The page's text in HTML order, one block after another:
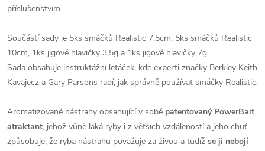
příslušenstvím.
Součástí sady je 5ks smáčků Realistic 7,5cm, 5ks smáčků Realistic
10cm, 1ks jigové hlavičky 3,5g a 1ks jigové hlavičky 7g.
Sada obsahuje instruktážní letáček, kde experti značky Berkley Keith
Kavajecz a Gary Parsons radí, jak správně používat smáčky Realistic.
Aromatizované nástrahy obsahující v sobě patentovaný PowerBait
atraktant, jehož vůně láká ryby i z větších vzdáleností a jeho chuť
způsobuje, že ryba nástrahu považuje za živou a tudíž se ji nebojí